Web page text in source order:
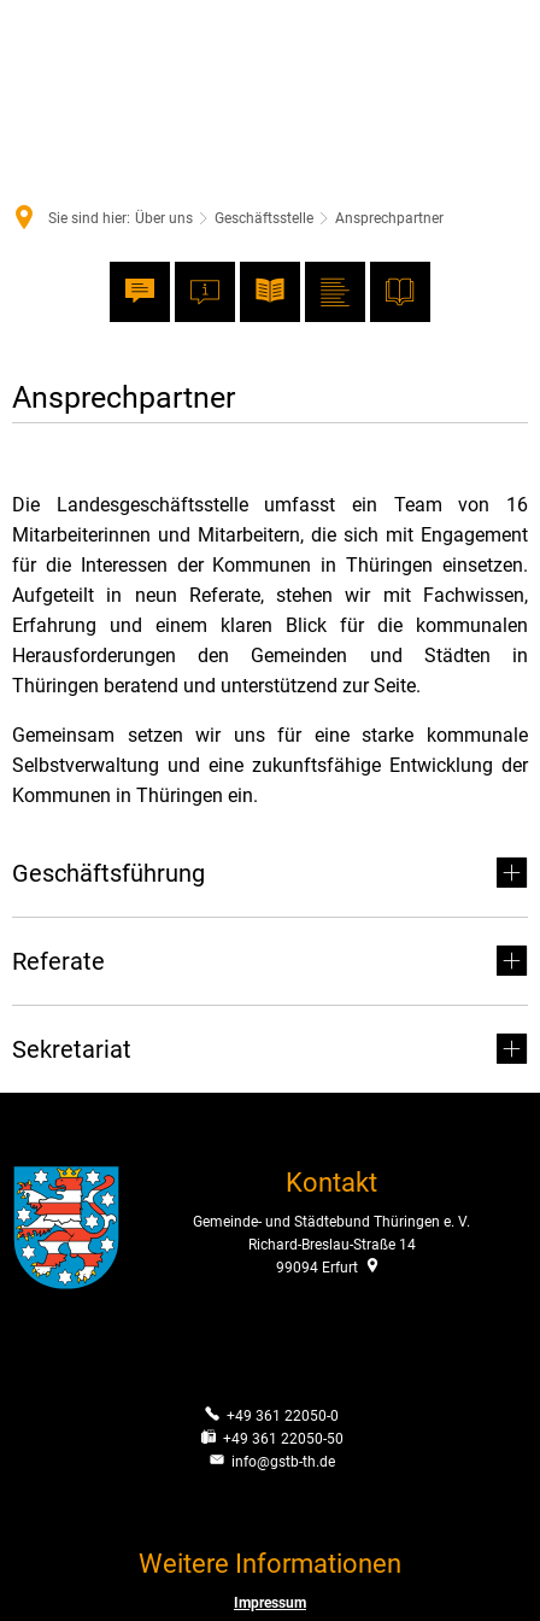
Sie sind hier: Über uns Geschäftsstelle Ansprechpartner
Ansprechpartner
Ansprechpartner
Die Landesgeschäftsstelle umfasst ein Team von 16
Mitarbeiterinnen und Mitarbeitern, die sich mit Engagement
für die Interessen der Kommunen in Thüringen einsetzen.
Aufgeteilt in neun Referate, stehen wir mit Fachwissen,
Erfahrung und einem klaren Blick für die kommunalen
Herausforderungen den Gemeinden und Städten in
Thüringen beratend und unterstützend zur Seite.
Gemeinsam setzen wir uns für eine starke kommunale
Selbstverwaltung und eine zukunftsfähige Entwicklung der
Kommunen in Thüringen ein.
Geschäftsführung
Referate
Sekretariat
Kontakt
Gemeinde- und Städtebund Thüringen e. V.
Richard-Breslau-Straße 14
99094 Erfurt
+49 361 22050-0
+49 361 22050-50
info@gstb-th.de
Weitere Informationen
Impressum